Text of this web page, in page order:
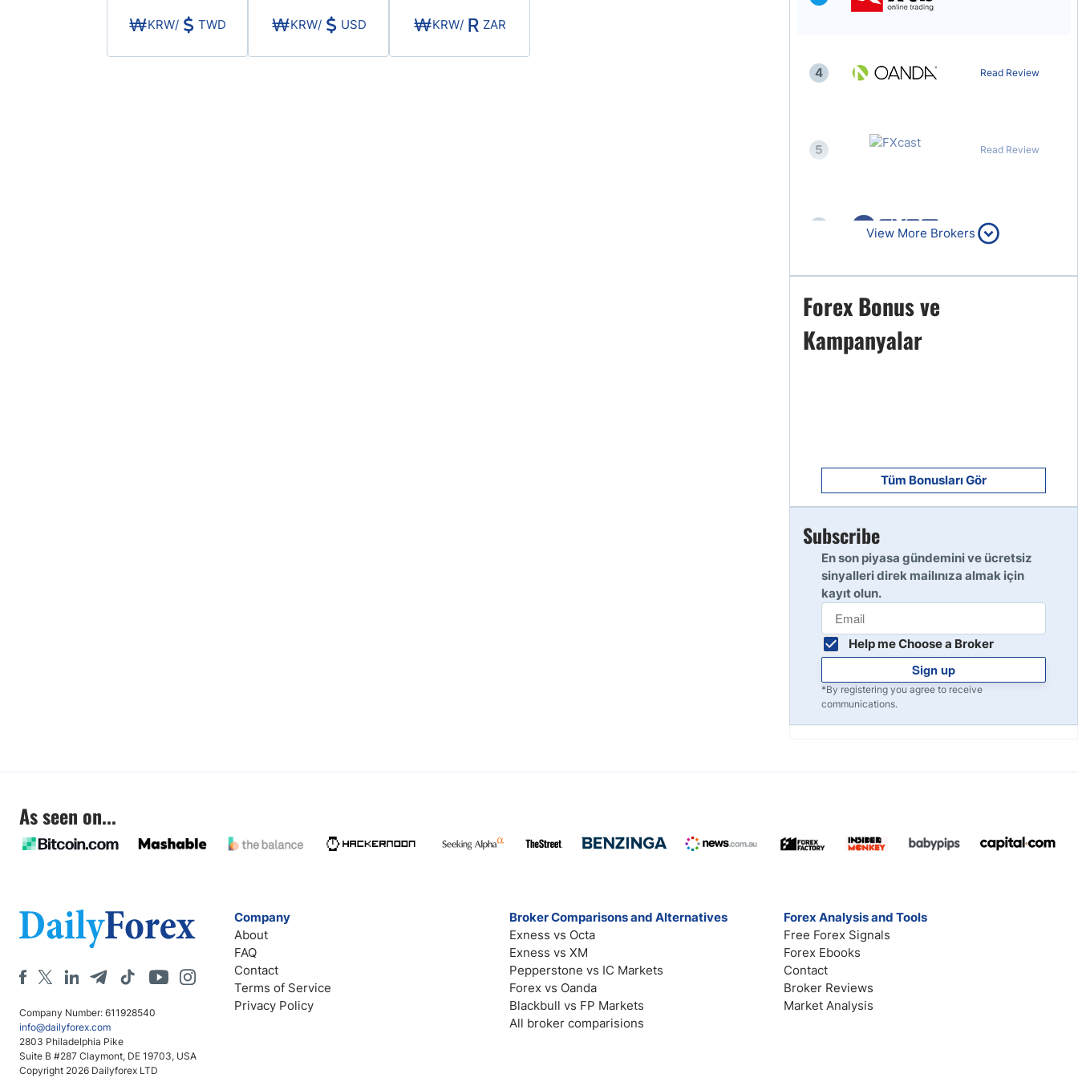
KRW/ TWD KRW/ USD KRW/ ZAR
4 Read Review
5 Read Review
Read Review
7
10
View More Brokers
Forex Bonus ve
Kampanyalar
Tüm Bonusları Gör
Subscribe
En son piyasa gündemini ve ücretsiz
sinyalleri direk mailınıza almak için
kayıt olun.
Help me Choose a Broker
Sign up
*By registering you agree to receive
communications.
As seen on...
Company Number: 611928540
info@dailyforex.com
2803 Philadelphia Pike
Suite B #287 Claymont, DE 19703, USA
Copyright 2026 Dailyforex LTD
Company
About
FAQ
Contact
Terms of Service
Privacy Policy
Broker Comparisons and Alternatives
Exness vs Octa
Exness vs XM
Pepperstone vs IC Markets
Forex vs Oanda
Blackbull vs FP Markets
All broker comparisions
Forex Analysis and Tools
Free Forex Signals
Forex Ebooks
Contact
Broker Reviews
Market Analysis